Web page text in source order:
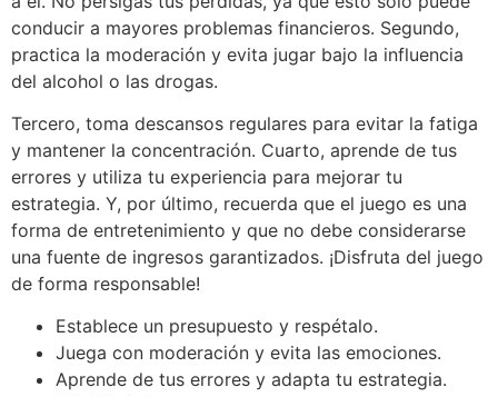
conducir a mayores problemas financieros. Segundo,
practica la moderación y evita jugar bajo la influencia
del alcohol o las drogas.
Tercero, toma descansos regulares para evitar la fatiga
y mantener la concentración. Cuarto, aprende de tus
errores y utiliza tu experiencia para mejorar tu
estrategia. Y, por último, recuerda que el juego es una
forma de entretenimiento y que no debe considerarse
una fuente de ingresos garantizados. ¡Disfruta del juego
de forma responsable!
Establece un presupuesto y respétalo.
Juega con moderación y evita las emociones.
Aprende de tus errores y adapta tu estrategia.